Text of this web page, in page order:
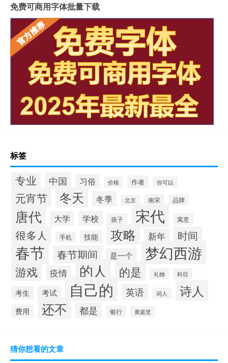
免费可商用字体批量下载
标签
专业 中国 习俗 价格 作者 你可以
元宵节 冬天 冬季 北京 南宋 品牌
唐代 大学 学校 孩子 宋代 寓意
很多人 手机 技能 攻略 新年 时间
春节 春节期间 是一个 梦幻西游
游戏 疫情 的人 的是 礼物 科目
考生 考试 自己的 英语 词人 诗人
费用 还不 都是 银行 黄庭坚
猜你想看的文章